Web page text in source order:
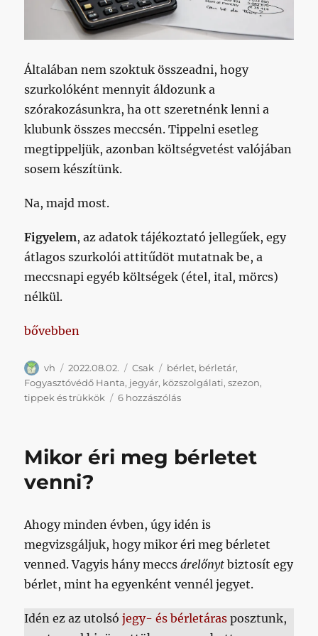
Általában nem szoktuk összeadni, hogy
szurkolóként mennyit áldozunk a
szórakozásunkra, ha ott szeretnénk lenni a
klubunk összes meccsén. Tippelni esetleg
megtippeljük, azonban költségvetést valójában
sosem készítünk.
Na, majd most.
Figyelem, az adatok tájékoztató jellegűek, egy
átlagos szurkolói attitűdöt mutatnak be, a
meccsnapi egyéb költségek (étel, ital, mörcs)
nélkül.
„Mennyibe fáj nagyjából egy maxos szezon?”
bővebben
Szerző
vh Közzétéve
2022.08.02. Kategória
Csak Címke
bérlet, bérletár,
Fogyasztóvédő Hanta, jegyár, közszolgálati,szezon,
tippek és trükkök
6 hozzászólásMennyibe
maxos
Mikor éri meg bérletet
venni?
Ahogy minden évben, úgy idén is
megvizsgáljuk, hogy mikor éri meg bérletet
venned. Vagyis hány meccsárelőnyt biztosít egy
bérlet, mint ha egyenként vennél jegyet.
Idén ez az utolsójegy- és bérletáras posztunk,